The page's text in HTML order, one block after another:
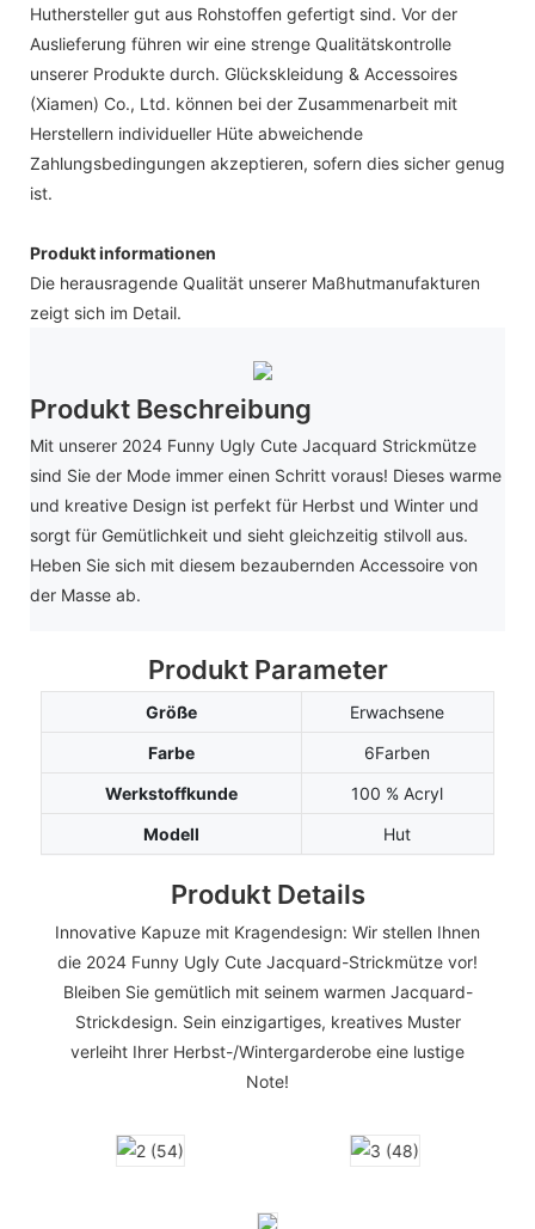
Huthersteller gut aus Rohstoffen gefertigt sind. Vor der
Auslieferung führen wir eine strenge Qualitätskontrolle
unserer Produkte durch. Glückskleidung & Accessoires
(Xiamen) Co., Ltd. können bei der Zusammenarbeit mit
Herstellern individueller Hüte abweichende
Zahlungsbedingungen akzeptieren, sofern dies sicher genug
ist.
Produkt informationen
Die herausragende Qualität unserer Maßhutmanufakturen
zeigt sich im Detail.
Produkt Beschreibung
Mit unserer 2024 Funny Ugly Cute Jacquard Strickmütze
sind Sie der Mode immer einen Schritt voraus! Dieses warme
und kreative Design ist perfekt für Herbst und Winter und
sorgt für Gemütlichkeit und sieht gleichzeitig stilvoll aus.
Heben Sie sich mit diesem bezaubernden Accessoire von
der Masse ab.
Produkt Parameter
Größe
Erwachsene
Farbe
6Farben
Werkstoffkunde
100 % Acryl
Modell
Hut
Produkt Details
Innovative Kapuze mit Kragendesign: Wir stellen Ihnen
die 2024 Funny Ugly Cute Jacquard-Strickmütze vor!
Bleiben Sie gemütlich mit seinem warmen Jacquard-
Strickdesign. Sein einzigartiges, kreatives Muster
verleiht Ihrer Herbst-/Wintergarderobe eine lustige
Note!